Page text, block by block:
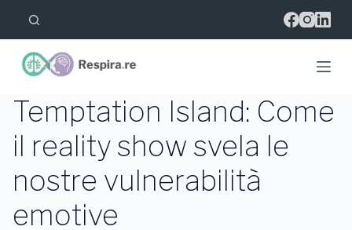
l
l
n
t
t
o
Temptation Island: Come
il reality show svela le
nostre vulnerabilità
emotive